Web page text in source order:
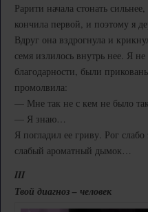
Рарити начала стонать
кончила первой, и поэтому я
Вдруг она вздрогнула и
семя излилось внутрь нее. Я
благодарности, были
промолвила:
— Мне так не с кем не было
— Я знаю…
Я погладил ее гриву. Рог
слабый ароматный дымок…
III
Твой диагноз – человек